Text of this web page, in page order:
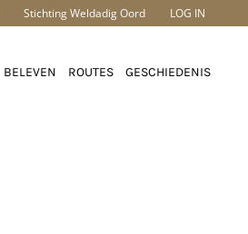
Stichting Weldadig Oord LOG IN
BELEVEN ROUTES GESCHIEDENIS